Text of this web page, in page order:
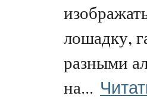
лошадку,
разными
на...